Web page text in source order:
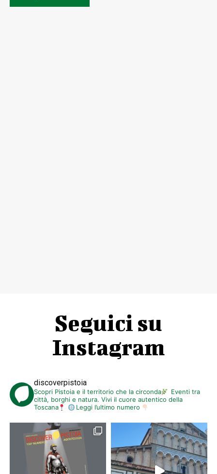
Seguici su
Instagram
discoverpistoia
Scopri Pistoia e il territorio che la circonda
Eventi tra
città, borghi e natura. Vivi il cuore autentico della
Toscana
Leggi l’ultimo numero